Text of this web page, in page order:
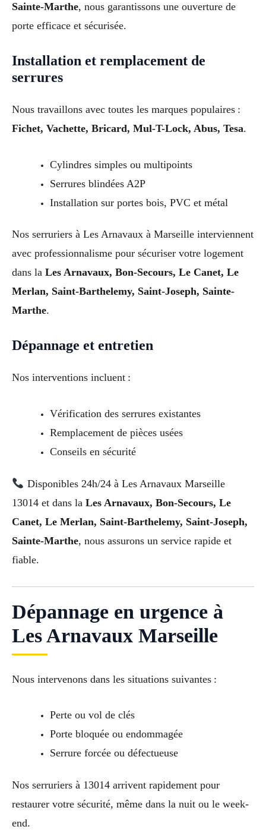
Sainte-Marthe, nous garantissons une ouverture de
porte efficace et sécurisée.
Installation et remplacement de
serrures
Nous travaillons avec toutes les marques populaires :
Fichet, Vachette, Bricard, Mul-T-Lock, Abus, Tesa.
Cylindres simples ou multipoints
Serrures blindées A2P
Installation sur portes bois, PVC et métal
Nos serruriers à Les Arnavaux à Marseille interviennent
avec professionnalisme pour sécuriser votre logement
dans la Les Arnavaux, Bon-Secours, Le Canet, Le
Merlan, Saint-Barthelemy, Saint-Joseph, Sainte-
Marthe.
Dépannage et entretien
Nos interventions incluent :
Vérification des serrures existantes
Remplacement de pièces usées
Conseils en sécurité
Disponibles 24h/24 à Les Arnavaux Marseille
13014 et dans la Les Arnavaux, Bon-Secours, Le
Canet, Le Merlan, Saint-Barthelemy, Saint-Joseph,
Sainte-Marthe, nous assurons un service rapide et
fiable.
Dépannage en urgence à
Les Arnavaux Marseille
Nous intervenons dans les situations suivantes :
Perte ou vol de clés
Porte bloquée ou endommagée
Serrure forcée ou défectueuse
Nos serruriers à 13014 arrivent rapidement pour
restaurer votre sécurité, même dans la nuit ou le week-
end.